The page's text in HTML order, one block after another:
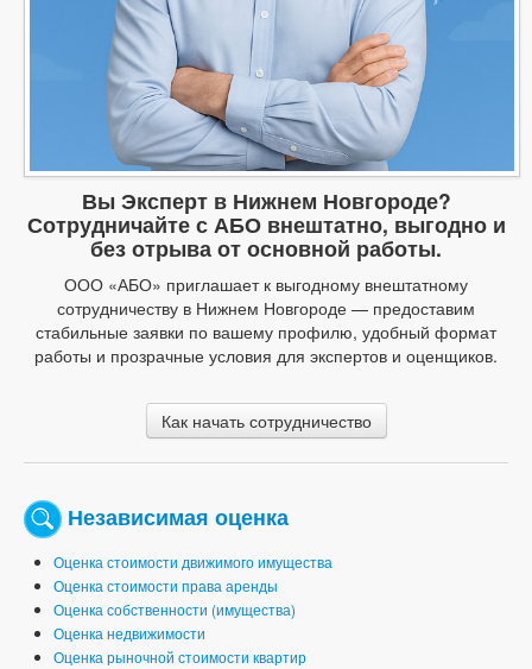
Вы Эксперт в Нижнем Новгороде?
Сотрудничайте с АБО внештатно, выгодно и
без отрыва от основной работы.
ООО «АБО» приглашает к выгодному внештатному
сотрудничеству в Нижнем Новгороде — предоставим
стабильные заявки по вашему профилю, удобный формат
работы и прозрачные условия для экспертов и оценщиков.
Как начать сотрудничество
Независимая оценка
Оценка стоимости движимого имущества
Оценка стоимости права аренды
Оценка собственности (имущества)
Оценка недвижимости
Оценка рыночной стоимости квартир